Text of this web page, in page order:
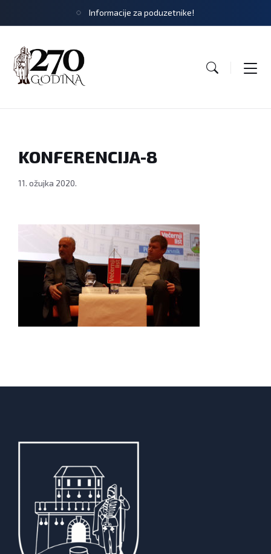
Informacije za poduzetnike!
KONFERENCIJA-8
11. ožujka 2020.